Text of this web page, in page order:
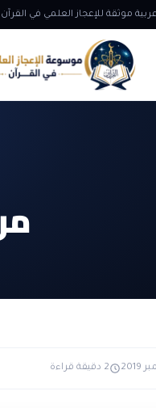
موثقة للإعجاز العلمي في القرآن
2 دقيقة قراءة